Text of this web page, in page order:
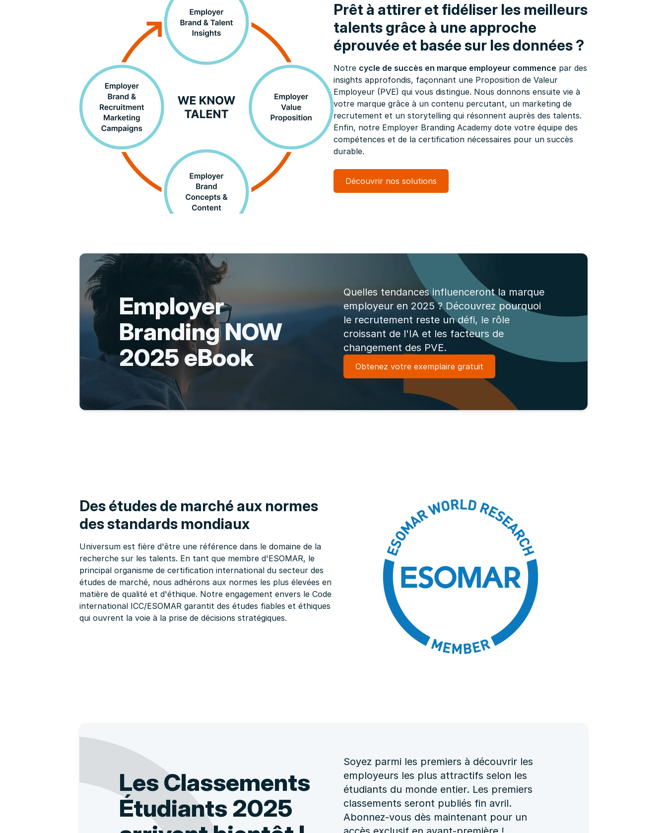
Prêt à attirer et fidéliser les meilleurs
talents grâce à une approche
éprouvée et basée sur les données ?
Notre cycle de succès en marque employeur commence par des
insights approfondis, façonnant une Proposition de Valeur
Employeur (PVE) qui vous distingue. Nous donnons ensuite vie à
votre marque grâce à un contenu percutant, un marketing de
recrutement et un storytelling qui résonnent auprès des talents.
Enfin, notre Employer Branding Academy dote votre équipe des
compétences et de la certification nécessaires pour un succès
durable.
Découvrir nos solutions
Employer
Branding NOW
2025 eBook
Quelles tendances influenceront la marque
employeur en 2025 ? Découvrez pourquoi
le recrutement reste un défi, le rôle
croissant de l'IA et les facteurs de
changement des PVE.
Obtenez votre exemplaire gratuit
Des études de marché aux normes
des standards mondiaux
Universum est fière d'être une référence dans le domaine de la
recherche sur les talents. En tant que membre d'ESOMAR, le
principal organisme de certification international du secteur des
études de marché, nous adhérons aux normes les plus élevées en
matière de qualité et d'éthique. Notre engagement envers le Code
international ICC/ESOMAR garantit des études fiables et éthiques
qui ouvrent la voie à la prise de décisions stratégiques.
Les Classements
Étudiants 2025
Soyez parmi les premiers à découvrir les
employeurs les plus attractifs selon les
étudiants du monde entier. Les premiers
classements seront publiés fin avril.
Abonnez-vous dès maintenant pour un